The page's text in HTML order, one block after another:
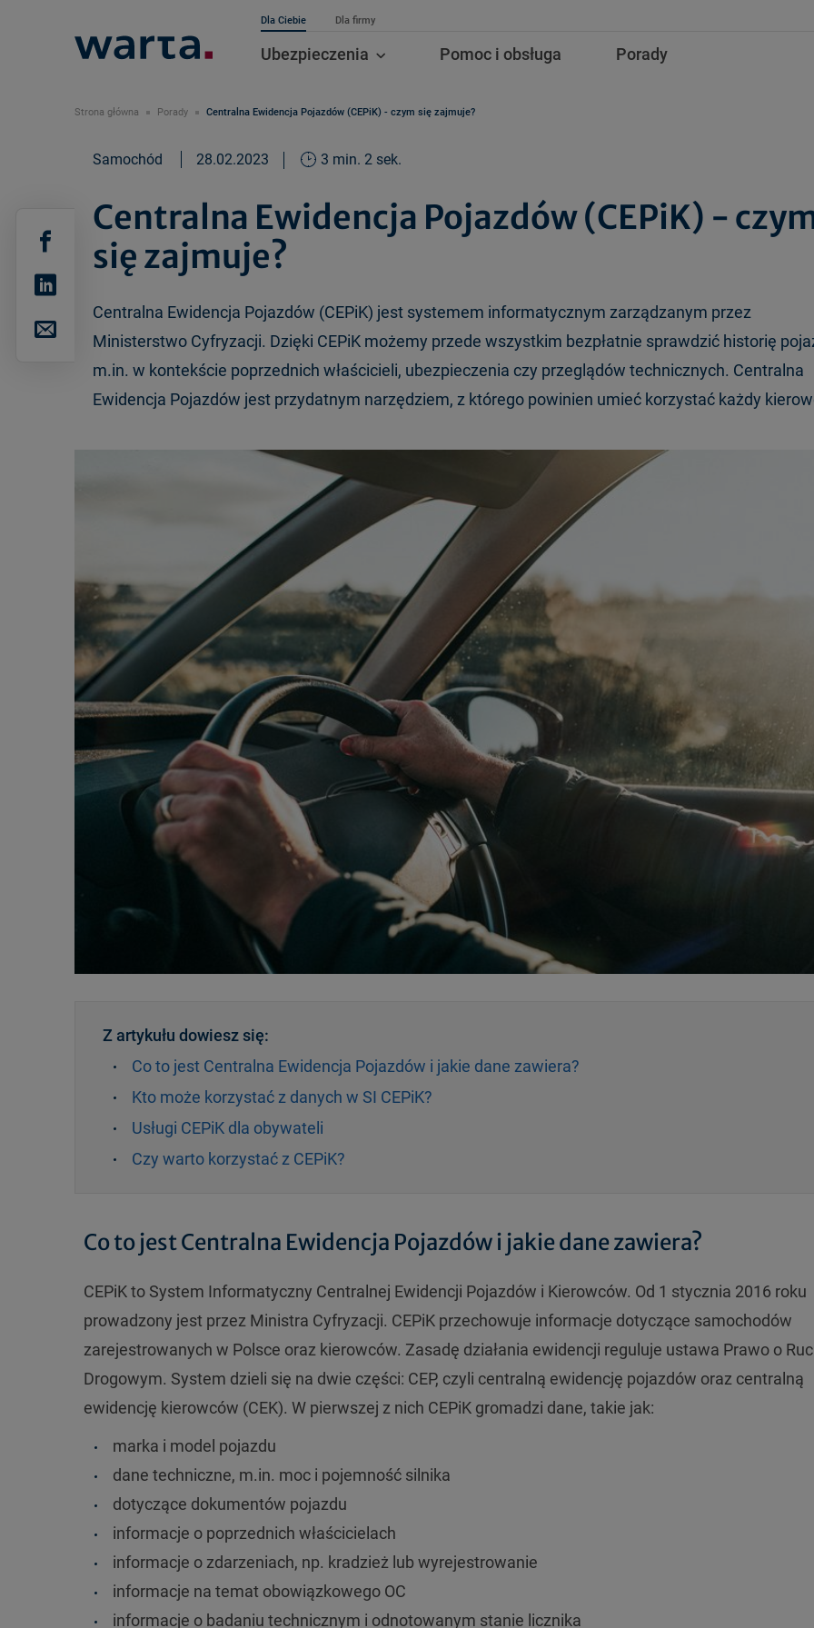
Dla Ciebie Dla firmy
Ubezpieczenia Pomoc i obsługa Porady
Strona główna Porady Centralna Ewidencja Pojazdów (CEPiK) - czym się zajmuje?
Samochód 28.02.2023 3 min. 2 sek.
Centralna Ewidencja Pojazdów (CEPiK) -
się zajmuje?
Centralna Ewidencja Pojazdów (CEPiK) jest systemem informatycznym zarządzanym przez
Ministerstwo Cyfryzacji. Dzięki CEPiK możemy przede wszystkim bezpłatnie sprawdzić historię
m.in. w kontekście poprzednich właścicieli, ubezpieczenia czy przeglądów technicznych. Centralna
Ewidencja Pojazdów jest przydatnym narzędziem, z którego powinien umieć korzystać każdy
Z artykułu dowiesz się:
Co to jest Centralna Ewidencja Pojazdów i jakie dane zawiera?
Kto może korzystać z danych w SI CEPiK?
Usługi CEPiK dla obywateli
Czy warto korzystać z CEPiK?
Co to jest Centralna Ewidencja Pojazdów i jakie dane zawiera?
CEPiK to System Informatyczny Centralnej Ewidencji Pojazdów i Kierowców. Od 1 stycznia 2016 roku
prowadzony jest przez Ministra Cyfryzacji. CEPiK przechowuje informacje dotyczące samochodów
zarejestrowanych w Polsce oraz kierowców. Zasadę działania ewidencji reguluje ustawa Prawo o
Drogowym. System dzieli się na dwie części: CEP, czyli centralną ewidencję pojazdów oraz centralną
ewidencję kierowców (CEK). W pierwszej z nich CEPiK gromadzi dane, takie jak:
marka i model pojazdu
dane techniczne, m.in. moc i pojemność silnika
dotyczące dokumentów pojazdu
informacje o poprzednich właścicielach
informacje o zdarzeniach, np. kradzież lub wyrejestrowanie
informacje na temat obowiązkowego OC
informacje o badaniu technicznym i odnotowanym stanie licznika